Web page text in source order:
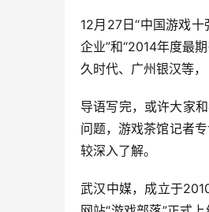
12月27日“中国游戏
企业”和“2014年度最
久时代、广州银汉等
导语写完，或许大家
问题，游戏茶馆记者
较深入了解。
武汉中媒，成立于